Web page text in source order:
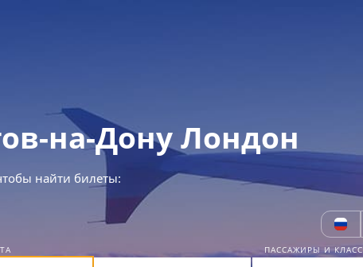
на-Дону Лондон
найти билеты:
ПАССАЖИРЫ И КЛАСС